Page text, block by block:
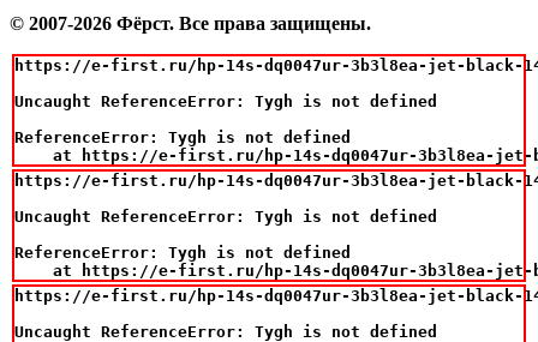
© 2007-2026 Фёрст. Все права защищены.
https://e-first.ru/hp-14s-dq0047ur-3b3l8ea-jet-black-14-
Uncaught ReferenceError: Tygh is not defined
ReferenceError: Tygh is not defined
at https://e-first.ru/hp-14s-dq0047ur-3b3l8ea-
https://e-first.ru/hp-14s-dq0047ur-3b3l8ea-jet-black-14-
Uncaught ReferenceError: Tygh is not defined
ReferenceError: Tygh is not defined
at https://e-first.ru/hp-14s-dq0047ur-3b3l8ea-
https://e-first.ru/hp-14s-dq0047ur-3b3l8ea-jet-black-14-
Uncaught ReferenceError: Tygh is not defined